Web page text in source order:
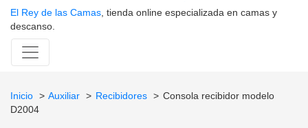
El Rey de las Camas , tienda online especializada en camas y
descanso.
Inicio Auxiliar Recibidores
Consola recibidor modelo
D2004